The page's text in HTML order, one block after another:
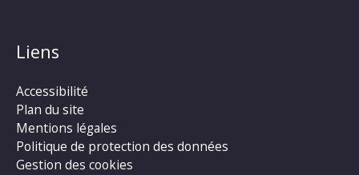
Liens
Accessibilité
Plan du site
Mentions légales
Politique de protection des données
Gestion des cookies